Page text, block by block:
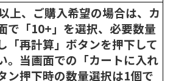
上、ご購入希望の場合は、カ
で「10+」を選択、必要数量
「再計算」ボタンを押下して
。当画面での「カートに入れ
ン押下時の数量選択は1個で